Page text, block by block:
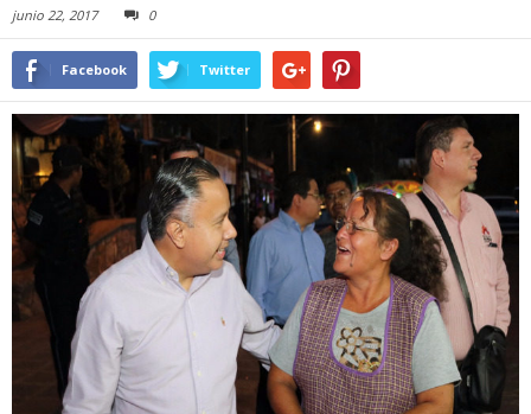
junio 22, 2017 0
Facebook Twitter